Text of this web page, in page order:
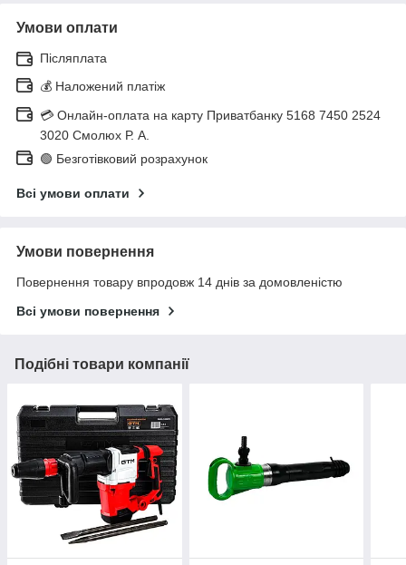
Умови оплати
Післяплата
💰 Наложений платіж
💳 Онлайн-оплата на карту Приватбанку 5168 7450 2524
3020 Смолюх Р. А.
🟢 Безготівковий розрахунок
Всі умови оплати
Умови повернення
Повернення товару впродовж 14 днів за домовленістю
Всі умови повернення
Подібні товари компанії